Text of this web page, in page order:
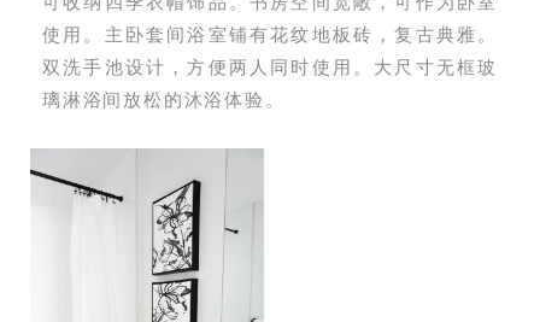
使用。主卧套间浴室铺有花纹地板砖，复古典雅。
双洗手池设计，方便两人同时使用。大尺寸无框玻
璃淋浴间放松的沐浴体验。